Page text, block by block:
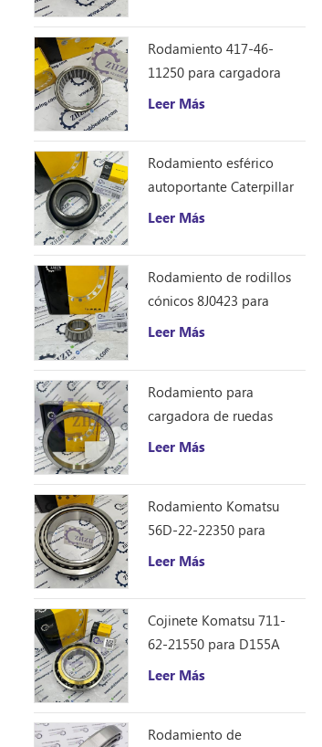
Rodamiento 417-46-
11250 para cargadora
Komatsu WA150-6
Leer Más
Rodamiento esférico
autoportante Caterpillar
1401185
Leer Más
Rodamiento de rodillos
cónicos 8J0423 para
excavadora Caterpillar
Leer Más
Rodamiento para
cargadora de ruedas
Caterpillar 8S9076
Leer Más
Rodamiento Komatsu
56D-22-22350 para
camión volquete HM250
Leer Más
Cojinete Komatsu 711-
62-21550 para D155A
Leer Más
Rodamiento de